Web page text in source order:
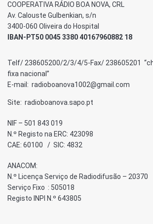
COOPERATIVA RÁDIO BOA NOVA, CRL
Av. Calouste Gulbenkian, s/n
3400-060 Oliveira do Hospital
IBAN-PT50 0045 3380 40167960882 18
Telf/ 238605200/2/3/4/5-Fax/ 238605201
fixa nacional”
E-mail: radioboanova1002@gmail.com
Site: radioboanova.sapo.pt
NIF – 501 843 019
N.º Registo na ERC: 423098
CAE: 60100 / SIC: 4832
ANACOM:
N.º Licença Serviço de Radiodifusão – 20370
Serviço Fixo : 505018
Registo INPI N.º 643805